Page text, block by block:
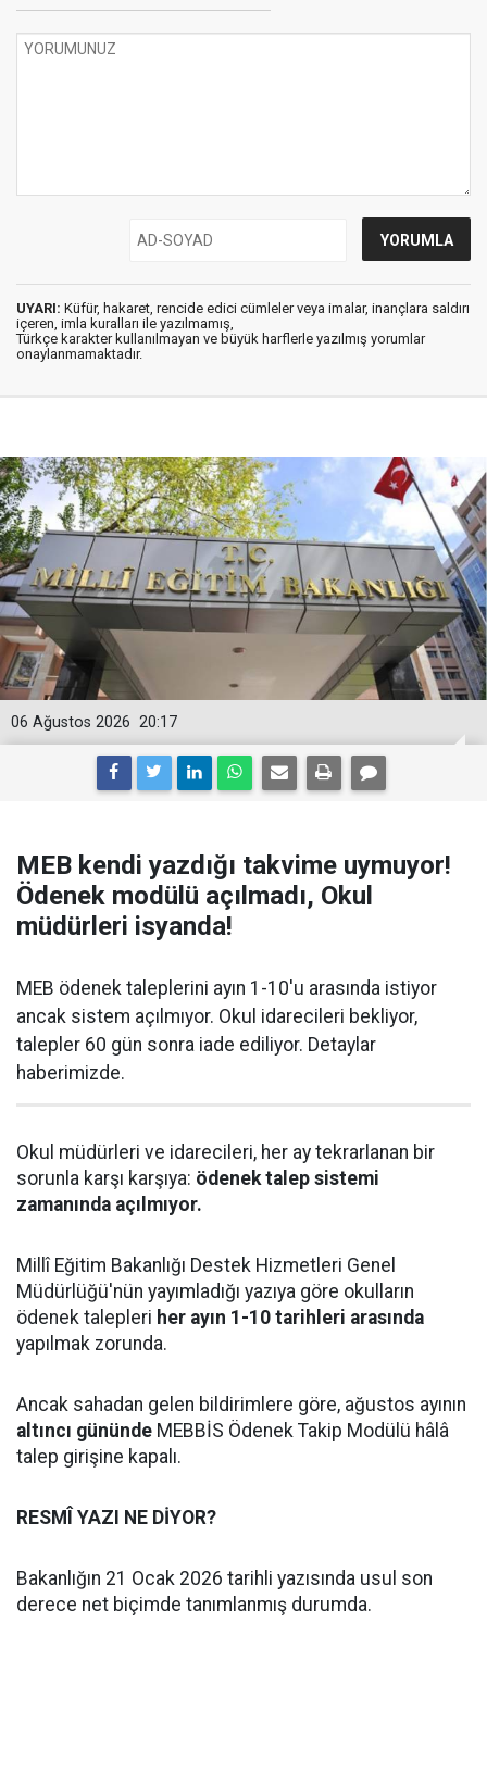
UYARI: Küfür, hakaret, rencide edici cümleler veya imalar, inançlara saldırı
içeren, imla kuralları ile yazılmamış,
Türkçe karakter kullanılmayan ve büyük harflerle yazılmış yorumlar
onaylanmamaktadır.
20:17
06 Ağustos 2026
MEB kendi yazdığı takvime uymuyor!
Ödenek modülü açılmadı, Okul
müdürleri isyanda!
MEB ödenek taleplerini ayın 1-10'u arasında istiyor
ancak sistem açılmıyor. Okul idarecileri bekliyor,
talepler 60 gün sonra iade ediliyor. Detaylar
haberimizde.
Okul müdürleri ve idarecileri, her ay tekrarlanan bir
sorunla karşı karşıya: ödenek talep sistemi
zamanında açılmıyor.
Millî Eğitim Bakanlığı Destek Hizmetleri Genel
Müdürlüğü'nün yayımladığı yazıya göre okulların
ödenek talepleri her ayın 1-10 tarihleri arasında
yapılmak zorunda.
Ancak sahadan gelen bildirimlere göre, ağustos ayının
altıncı gününde MEBBİS Ödenek Takip Modülü hâlâ
talep girişine kapalı.
RESMÎ YAZI NE DİYOR?
Bakanlığın 21 Ocak 2026 tarihli yazısında usul son
derece net biçimde tanımlanmış durumda.